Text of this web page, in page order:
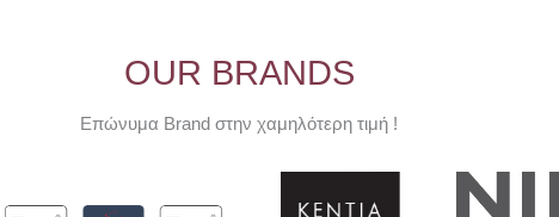
OUR BRANDS
Επώνυμα Brand στην χαμηλότερη τιμή !